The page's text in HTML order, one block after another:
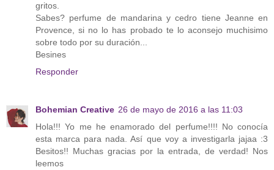
gritos.
Sabes? perfume de mandarina y cedro tiene Jeanne en
Provence, si no lo has probado te lo aconsejo muchisimo
sobre todo por su duración...
Besines
Responder
Bohemian Creative 26 de mayo de 2016 a las 11:03
Hola!!! Yo me he enamorado del perfume!!!! No conocía
esta marca para nada. Así que voy a investigarla jajaa :3
Besitos!! Muchas gracias por la entrada, de verdad! Nos
leemos